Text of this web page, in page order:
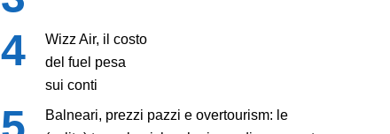
Wizz Air, il costo
del fuel pesa
sui conti
Balneari, prezzi pazzi e overtourism: le